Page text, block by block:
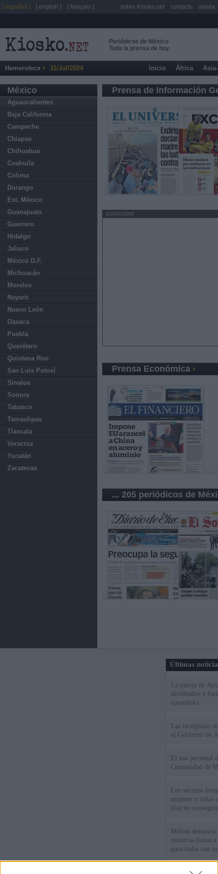
Periódicos de México
Toda la prensa de hoy
Hemeroteca 11/Jul/2024 Inicio África
México
Aguascalientes
Baja California
Campeche
Chiapas
Chihuahua
Coahuila
Colima
Durango
Est. México
Guanajuato
Guerrero
Hidalgo
Jalisco
México D.F.
Michoacán
Morelos
Nayarit
Nuevo León
Oaxaca
Puebla
Querétaro
Quintana Roo
San Luis Potosí
Sinaloa
Sonora
Tabasco
Tamaulipas
Tlaxcala
Veracruz
Yucatán
Zacatecas
Prensa de Información
publicidad
Prensa Económica
... 205 periódicos de
Últimas
La pareja de
dividendos y
consultora
Las incógnitas
el Gobierno de
El uso personal
Comunidad de
Los vecinos
mujeres y niñas
días no
Meloni
mientras llama
para Italia con
España tiene
[ español ] [ english ] [ français ] sobre Kiosko.net contacto ayuda